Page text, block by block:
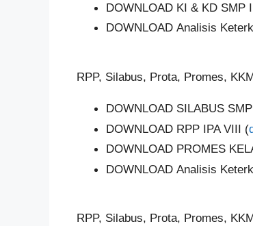
DOWNLOAD KI & KD SMP
DOWNLOAD Analisis
RPP, Silabus, Prota, Promes,
DOWNLOAD SILABUS
DOWNLOAD RPP IPA VIII (
DOWNLOAD PROMES
DOWNLOAD Analisis
RPP, Silabus, Prota, Promes,